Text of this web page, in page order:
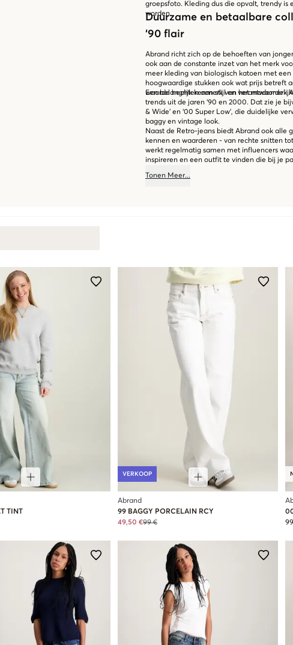
groepsfoto. Kleding dus die opvalt, trendy is
worden.
Duurzame en betaalbare
‘90 flair
Abrand richt zich op de behoeften van
ook aan de constante inzet van het merk
meer kleding van biologisch katoen met
hoogwaardige stukken ook wat prijs betreft
waarde hechten aan stijl en
Een belangrijk kenmerk van het modemerk
trends uit de jaren ‘90 en 2000. Dat zie je
& Wide’ en ‘00 Super Low’, die duidelijke
baggy en vintage look.
Naast de Retro-jeans biedt Abrand ook alle
kennen en waarderen - van rechte snitten
werkt regelmatig samen met influencers
inspireren en een outfit te vinden die bij je
Tonen Meer...
TINT
VERKOOP
Abrand
99 BAGGY PORCELAIN RCY
49,50 €99 €